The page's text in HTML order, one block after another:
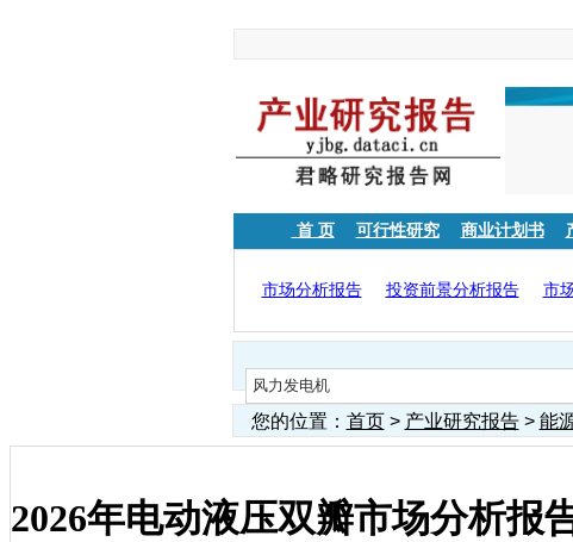
首 页 可行性研究 商业计划书
市场分析报告 投资前景分析报告 市
您的位置： 首页> 产业研究报告> 能
2026年电动液压双瓣市场分析报